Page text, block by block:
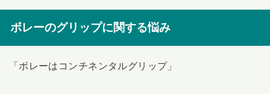
ボレーのグリップに関する悩み
「ボレーはコンチネンタルグリップ」